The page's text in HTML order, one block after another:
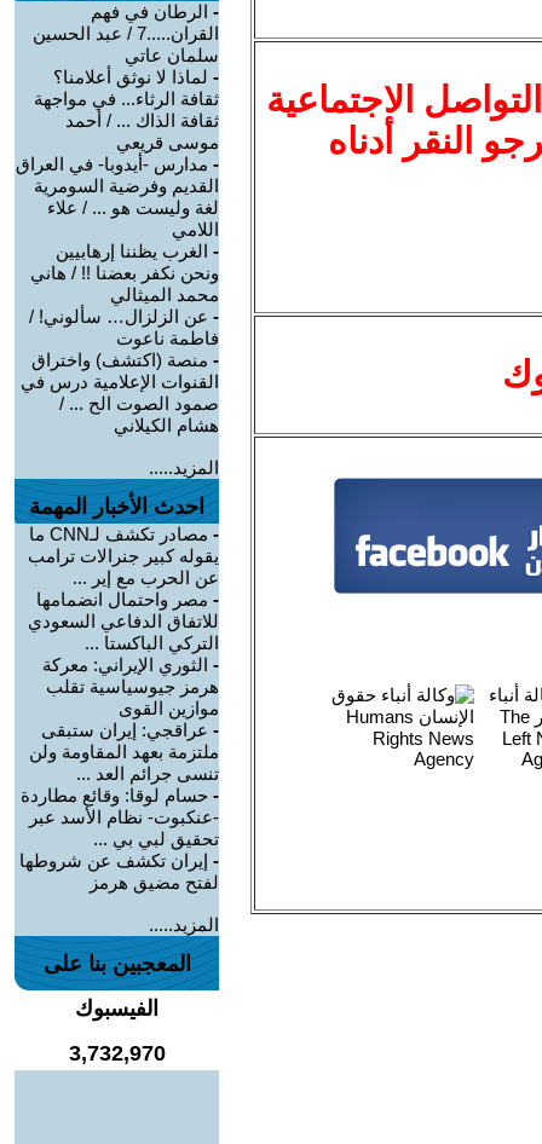
الاجتماعية
النقر أدناه
- الرطان في فهم
القران.....7 / عبد الحسين
سلمان عاتي
- لماذا لا نوثق أعلامنا؟
ثقافة الرثاء... في مواجهة
ثقافة الذاك ... / أحمد
موسى قريعي
- مدارس -أيدوبا- في العراق
القديم وفرضية السومرية
لغة وليست هو ... / علاء
اللامي
- الغرب يظننا إرهابيين
ونحن نكفر بعضنا !! / هاني
محمد الميثالي
- عن الزلزال… سألوني! /
فاطمة ناعوت
- منصة (اكتشف) واختراق
القنوات الإعلامية درس في
صمود الصوت الح ... /
هشام الكيلاني
المزيد.....
احدث الأخبار المهمة
-
مصادر تكشف لـCNN ما
يقوله كبير جنرالات ترامب
عن الحرب مع إير ...
- مصر واحتمال انضمامها
للاتفاق الدفاعي السعودي
التركي الباكستا ...
- الثوري الإيراني: معركة
هرمز جيوسياسية تقلب
موازين القوى
- عراقجي: إيران ستبقى
ملتزمة بعهد المقاومة ولن
تنسى جرائم العد ...
- حسام لوقا: وقائع مطاردة
-عنكبوت- نظام الأسد عبر
تحقيق لبي بي ...
- إيران تكشف عن شروطها
لفتح مضيق هرمز
المزيد.....
المعجبين بنا على
الفيسبوك
3,732,970